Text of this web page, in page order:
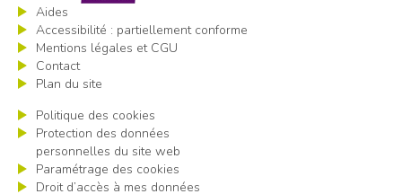
Aides
Accessibilité : partiellement conforme
Mentions légales et CGU
Contact
Plan du site
Politique des cookies
Protection des données
personnelles du site web
Paramétrage des cookies
Droit d’accès à mes données